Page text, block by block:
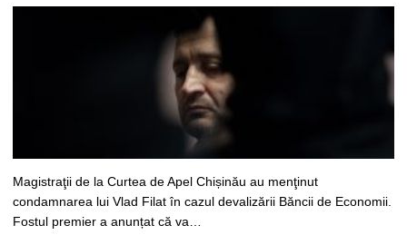
Magistraţii de la Curtea de Apel Chișinău au menţinut
condamnarea lui Vlad Filat în cazul devalizării Băncii de Economii.
Fostul premier a anunțat că va…